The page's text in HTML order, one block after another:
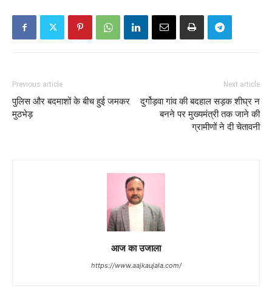
Previous article
पुलिस और बदमाशों के बीच हुई जमकर
मुठभेड़
Next article
दुर्गोड़वा गांव की बदहाल सड़क शीघ्र न
बनने पर मुख्यमंत्री तक जाने की
ग्रामीणों ने दी चेतावनी
आज का उजाला
https://www.aajkaujala.com/